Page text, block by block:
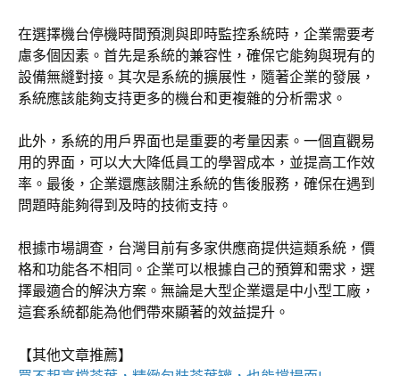
在選擇機台停機時間預測與即時監控系統時，企業需要考
慮多個因素。首先是系統的兼容性，確保它能夠與現有的
設備無縫對接。其次是系統的擴展性，隨著企業的發展，
系統應該能夠支持更多的機台和更複雜的分析需求。
此外，系統的用戶界面也是重要的考量因素。一個直觀易
用的界面，可以大大降低員工的學習成本，並提高工作效
率。最後，企業還應該關注系統的售後服務，確保在遇到
問題時能夠得到及時的技術支持。
根據市場調查，台灣目前有多家供應商提供這類系統，價
格和功能各不相同。企業可以根據自己的預算和需求，選
擇最適合的解決方案。無論是大型企業還是中小型工廠，
這套系統都能為他們帶來顯著的效益提升。
【其他文章推薦】